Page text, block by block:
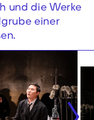
und die Werke
einer